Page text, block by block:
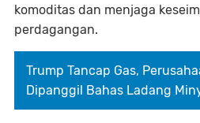
komoditas dan menjaga
perdagangan.
Trump Tancap Gas,
Dipanggil Bahas Ladang